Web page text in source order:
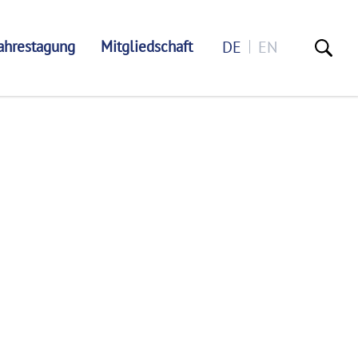
Mitgliedschaft DE EN